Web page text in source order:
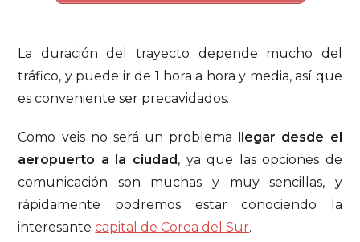
La duración del trayecto depende mucho del
tráfico, y puede ir de 1 hora a hora y media, así que
es conveniente ser precavidados.
Como veis no será un problema llegar desde el
aeropuerto a la ciudad, ya que las opciones de
comunicación son muchas y muy sencillas, y
rápidamente podremos estar conociendo la
interesantecapital de Corea del Sur.